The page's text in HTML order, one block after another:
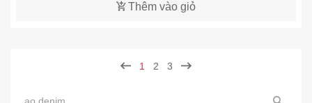
Thêm vào giỏ
1 2 3